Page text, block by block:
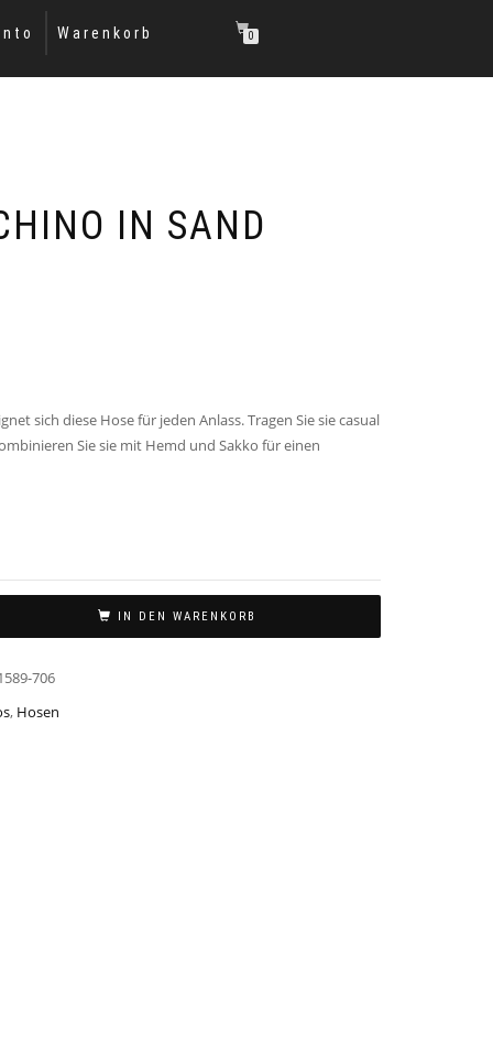
Warenkorb 0
IN SAND
sich diese Hose für jeden Anlass. Tragen Sie sie casual
Sie sie mit Hemd und Sakko für einen
IN DEN WARENKORB
706
, Hosen